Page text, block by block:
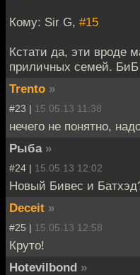
Кому: Sir G, #15
Кстати да, эти вроде
приличных семей. БиБ
Trento »
#23 | 15.05.13 11:38
нечего не понятно,
Рыбa »
#24 | 15.05.13 12:02
Новый Бивес и
Deceit »
#25 | 15.05.13 12:58
Круто!
Hotevilbond »